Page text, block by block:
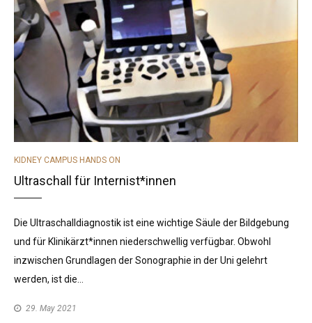
CATEGORIES
KIDNEY CAMPUS HANDS ON
Ultraschall für Internist*innen
Die Ultraschalldiagnostik ist eine wichtige Säule der Bildgebung
und für Klinikärzt*innen niederschwellig verfügbar. Obwohl
inzwischen Grundlagen der Sonographie in der Uni gelehrt
werden, ist die…
29. May 2021